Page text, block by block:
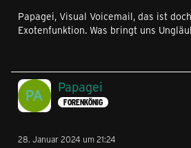
Papagei, Visual Voicemail, das ist
Exotenfunktion. Was bringt uns
Papagei
FORENKÖNIG
28. Januar 2024 um 21:24